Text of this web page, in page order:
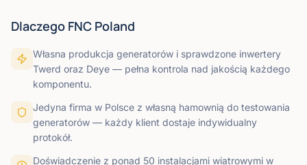
Dlaczego FNC Poland
Własna produkcja generatorów i sprawdzone inwertery
Twerd oraz Deye — pełna kontrola nad jakością każdego
komponentu.
Jedyna firma w Polsce z własną hamownią do testowania
generatorów — każdy klient dostaje indywidualny
protokół.
Doświadczenie z ponad 50 instalacjami wiatrowymi w